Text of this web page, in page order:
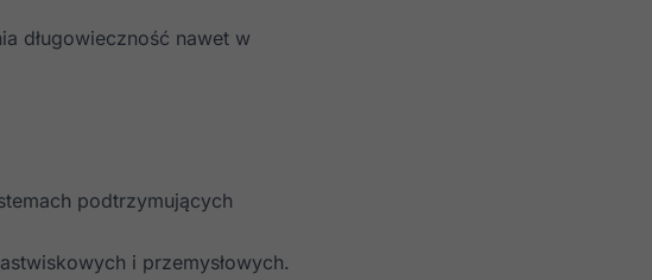
długowieczność nawet w
podtrzymujących
i przemysłowych.